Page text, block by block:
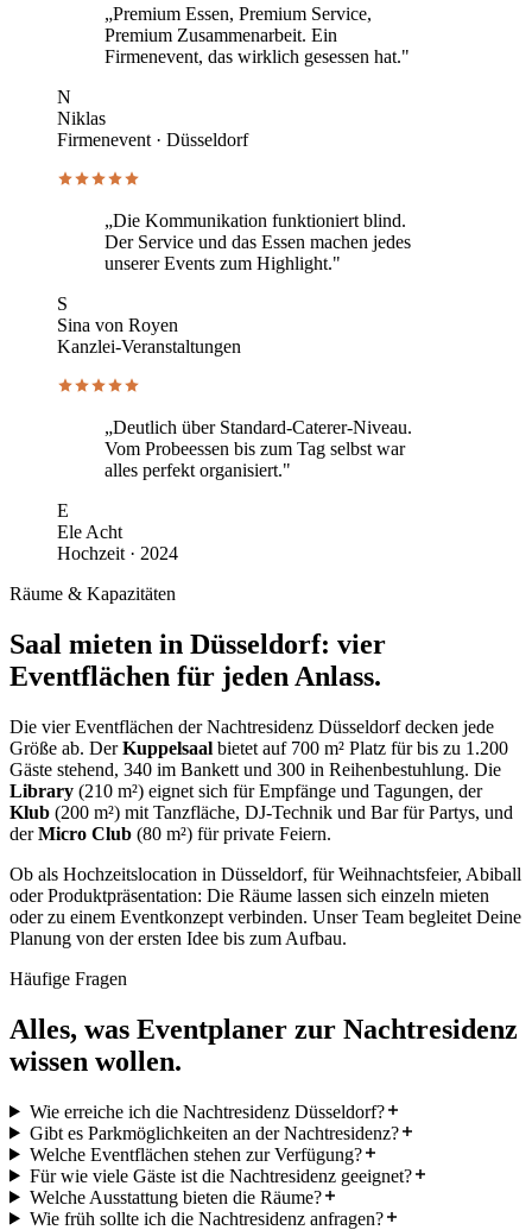
„Premium Essen, Premium Service,
Premium Zusammenarbeit. Ein
Firmenevent, das wirklich gesessen hat."
N
Niklas
Firmenevent · Düsseldorf
„Die Kommunikation funktioniert blind.
Der Service und das Essen machen jedes
unserer Events zum Highlight."
S
Sina von Royen
Kanzlei-Veranstaltungen
„Deutlich über Standard-Caterer-Niveau.
Vom Probeessen bis zum Tag selbst war
alles perfekt organisiert."
E
Ele Acht
Hochzeit · 2024
Räume & Kapazitäten
Saal mieten in Düsseldorf: vier
Eventflächen für jeden Anlass.
Die vier Eventflächen der Nachtresidenz Düsseldorf decken jede
Größe ab. DerKuppelsaal bietet auf 700 m² Platz für bis zu 1.200
Gäste stehend, 340 im Bankett und 300 in Reihenbestuhlung. Die
Library (210 m²) eignet sich für Empfänge und Tagungen, der
Klub (200 m²) mit Tanzfläche, DJ-Technik und Bar für Partys, und
derMicro Club (80 m²) für private Feiern.
Ob als Hochzeitslocation in Düsseldorf, für Weihnachtsfeier, Abiball
oder Produktpräsentation: Die Räume lassen sich einzeln mieten
oder zu einem Eventkonzept verbinden. Unser Team begleitet Deine
Planung von der ersten Idee bis zum Aufbau.
Häufige Fragen
Alles, was Eventplaner zur Nachtresidenz
wissen wollen.
Wie erreiche ich die Nachtresidenz Düsseldorf?
Gibt es Parkmöglichkeiten an der Nachtresidenz?
Welche Eventflächen stehen zur Verfügung?
Für wie viele Gäste ist die Nachtresidenz geeignet?
Welche Ausstattung bieten die Räume?
Wie früh sollte ich die Nachtresidenz anfragen?